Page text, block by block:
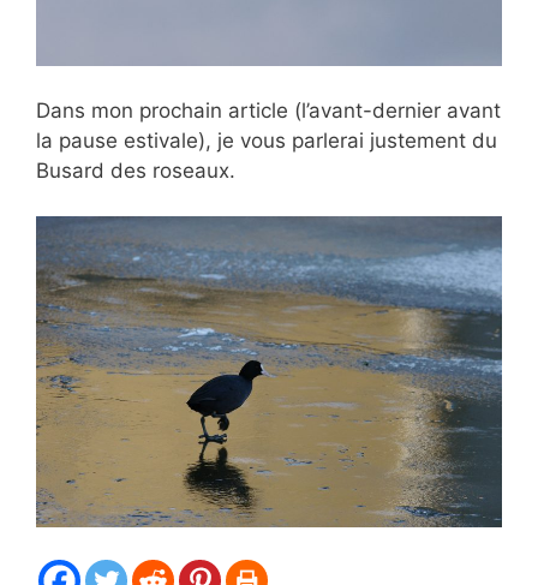
Dans mon prochain article (l’avant-dernier avant
la pause estivale), je vous parlerai justement du
Busard des roseaux.